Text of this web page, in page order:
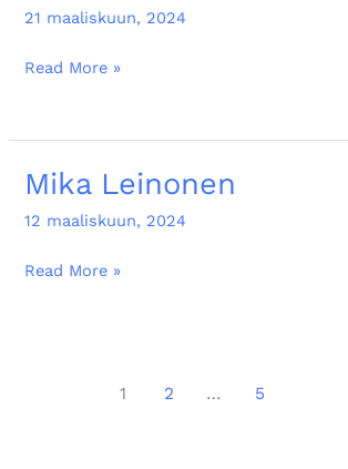
21 maaliskuun, 2024
Salokas
Read More »
Mika Leinonen
12 maaliskuun, 2024
Mika
Read More »
1 2 … 5